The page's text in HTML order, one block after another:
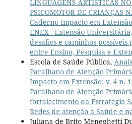
LINGUAGENS ARTÍSTICAS
PSICOMOTOR DE CRIANÇAS
Caderno Impacto em
ENEX - Extensão
desafios e caminhos
entre Ensino, Pesquisa e
Escola de Saúde Pública,
Paraibano de Atenção
Impacto em Extensão: v. 4 n.
Paraibano de Atenção
fortalecimento da Estratégia
Redes de atenção à Saúde e
Juliana de Brito Meneghetti